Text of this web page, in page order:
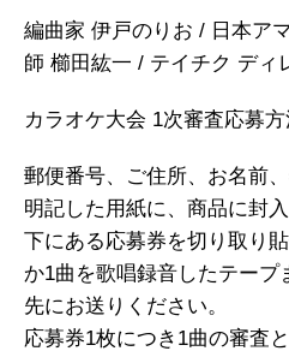
編曲家 伊戸のりお / 日本ア
師 櫛田紘一 / テイチク ディ
カラオケ大会 1次審査応募
郵便番号、ご住所、お名前
明記した用紙に、商品に封
下にある応募券を切り取り
か1曲を歌唱録音したテープ
先にお送りください。
応募券1枚につき1曲の審査